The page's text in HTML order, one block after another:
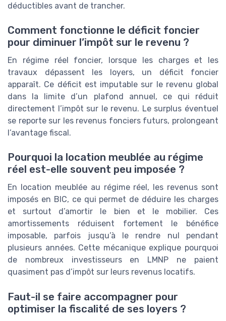
déductibles avant de trancher.
Comment fonctionne le déficit foncier
pour diminuer l’impôt sur le revenu ?
En régime réel foncier, lorsque les charges et les
travaux dépassent les loyers, un déficit foncier
apparaît. Ce déficit est imputable sur le revenu global
dans la limite d’un plafond annuel, ce qui réduit
directement l’impôt sur le revenu. Le surplus éventuel
se reporte sur les revenus fonciers futurs, prolongeant
l’avantage fiscal.
Pourquoi la location meublée au régime
réel est-elle souvent peu imposée ?
En location meublée au régime réel, les revenus sont
imposés en BIC, ce qui permet de déduire les charges
et surtout d’amortir le bien et le mobilier. Ces
amortissements réduisent fortement le bénéfice
imposable, parfois jusqu’à le rendre nul pendant
plusieurs années. Cette mécanique explique pourquoi
de nombreux investisseurs en LMNP ne paient
quasiment pas d’impôt sur leurs revenus locatifs.
Faut-il se faire accompagner pour
optimiser la fiscalité de ses loyers ?